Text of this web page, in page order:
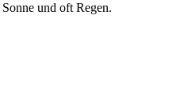
und oft Regen.